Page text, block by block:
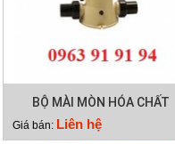
BỘ MÀI MÒN HÓA CHẤT
EMAUX CL-02
Giá bán: Liên hệ